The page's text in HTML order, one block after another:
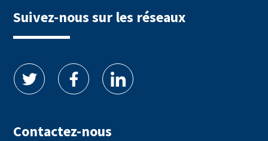
Suivez-nous sur les réseaux
Contactez-nous